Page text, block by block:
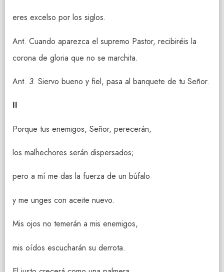
eres excelso por los siglos.
Ant. Cuando aparezca el supremo Pastor, recibiréis la
corona de gloria que no se marchita.
Ant. 3. Siervo bueno y fiel, pasa al banquete de tu Señor.
II
Porque tus enemigos, Señor, perecerán,
los malhechores serán dispersados;
pero a mí me das la fuerza de un búfalo
y me unges con aceite nuevo.
Mis ojos no temerán a mis enemigos,
mis oídos escucharán su derrota.